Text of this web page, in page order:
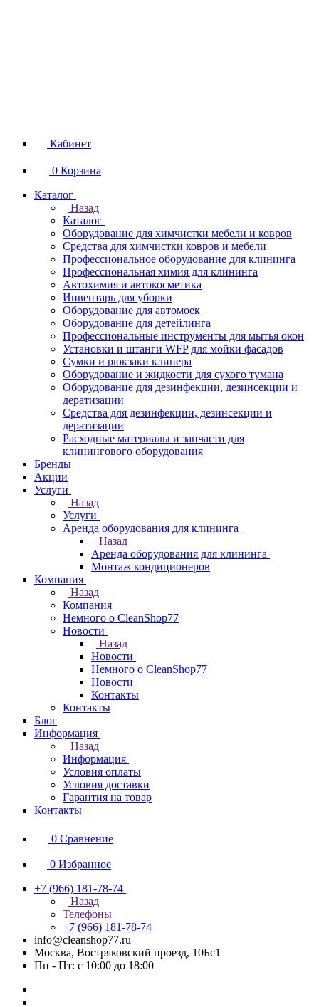
Кабинет
0 Корзина
Каталог
Назад
Каталог
Оборудование для химчистки мебели и ковров
Средства для химчистки ковров и мебели
Профессиональное оборудование для клининга
Профессиональная химия для клининга
Автохимия и автокосметика
Инвентарь для уборки
Оборудование для автомоек
Оборудование для детейлинга
Профессиональные инструменты для мытья окон
Установки и штанги WFP для мойки фасадов
Сумки и рюкзаки клинера
Оборудование и жидкости для сухого тумана
Оборудование для дезинфекции, дезинсекции и
дератизации
Средства для дезинфекции, дезинсекции и
дератизации
Расходные материалы и запчасти для
клинингового оборудования
Бренды
Акции
Услуги
Назад
Услуги
Аренда оборудования для клининга
Назад
Аренда оборудования для клининга
Монтаж кондиционеров
Компания
Назад
Компания
Немного о CleanShop77
Новости
Назад
Новости
Немного о CleanShop77
Новости
Контакты
Контакты
Блог
Информация
Назад
Информация
Условия оплаты
Условия доставки
Гарантия на товар
Контакты
0 Сравнение
0 Избранное
+7 (966) 181-78-74
Назад
Телефоны
+7 (966) 181-78-74
info@cleanshop77.ru
Москва, Востряковский проезд, 10Бс1
Пн - Пт: с 10:00 до 18:00